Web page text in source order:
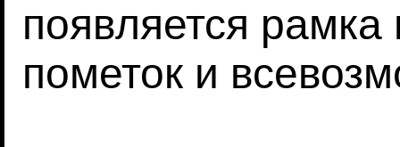
появляется
пометок и